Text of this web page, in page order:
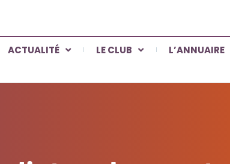
ACTUALITÉ LE CLUB L’ANNUAIRE